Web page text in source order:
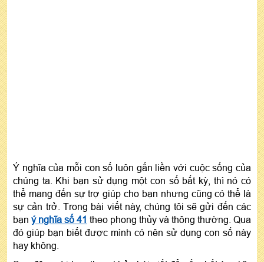
Ý nghĩa của mỗi con số luôn gắn liền với cuộc sống của
chúng ta. Khi bạn sử dụng một con số bất kỳ, thì nó có
thể mang đến sự trợ giúp cho bạn nhưng cũng có thể là
sự cản trở. Trong bài viết này, chúng tôi sẽ gửi đến các
bạn ý nghĩa số 41 theo phong thủy và thông thường. Qua
đó giúp bạn biết được mình có nên sử dụng con số này
hay không.